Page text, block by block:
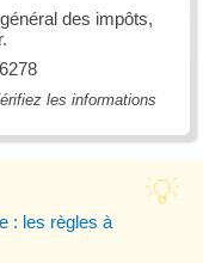
des impôts,
les informations
: les règles à